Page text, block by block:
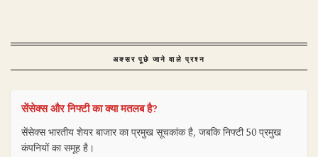
अक्सर पूछे जाने वाले प्रश्न
सेंसेक्स और निफ्टी का क्या मतलब है?
सेंसेक्स भारतीय शेयर बाजार का प्रमुख सूचकांक है, जबकि निफ्टी 50 प्रमुख
कंपनियों का समूह है।